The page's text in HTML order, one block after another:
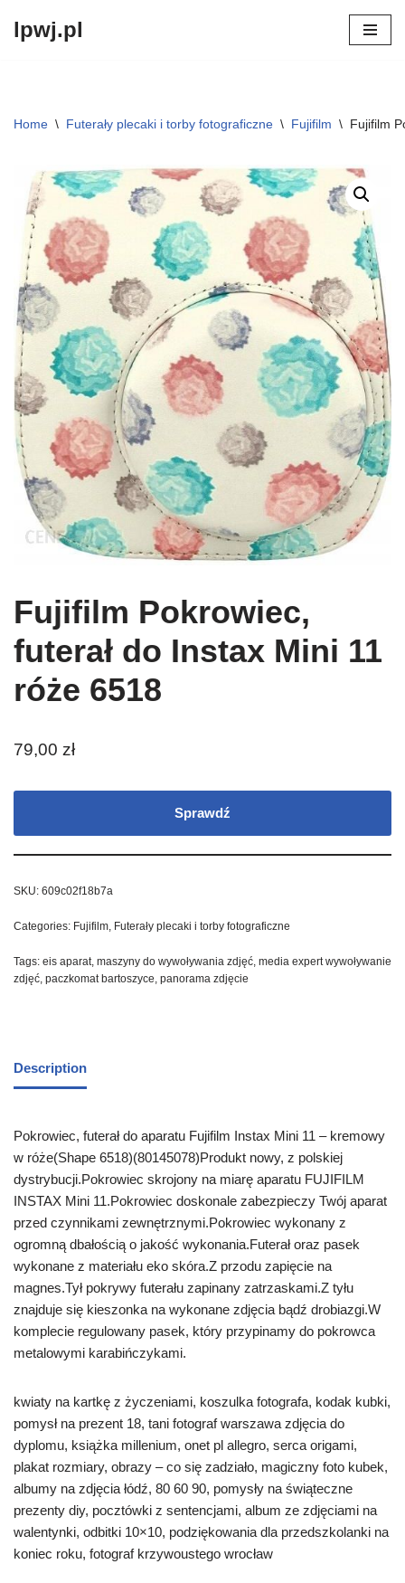
lpwj.pl
Home \ Futerały plecaki i torby fotograficzne \ Fujifilm \ Fujifilm
Fujifilm Pokrowiec,
futerał do Instax Mini 11
róże 6518
79,00 zł
Sprawdź
SKU: 609c02f18b7a
Categories: Fujifilm Futerały plecaki i torby fotograficzne
Tags: eis aparat maszyny do wywoływania zdjęć media expert wywoływanie
zdjęć paczkomat bartoszyce panorama zdjęcie
Description
Pokrowiec, futerał do aparatu Fujifilm Instax Mini 11 – kremowy
w róże(Shape 6518)(80145078)Produkt nowy, z polskiej
dystrybucji.Pokrowiec skrojony na miarę aparatu FUJIFILM
INSTAX Mini 11.Pokrowiec doskonale zabezpieczy Twój aparat
przed czynnikami zewnętrznymi.Pokrowiec wykonany z
ogromną dbałością o jakość wykonania.Futerał oraz pasek
wykonane z materiału eko skóra.Z przodu zapięcie na
magnes.Tył pokrywy futerału zapinany zatrzaskami.Z tyłu
znajduje się kieszonka na wykonane zdjęcia bądź drobiazgi.W
komplecie regulowany pasek, który przypinamy do pokrowca
metalowymi karabińczykami.
kwiaty na kartkę z życzeniami, koszulka fotografa, kodak kubki,
pomysł na prezent 18, tani fotograf warszawa zdjęcia do
dyplomu, książka millenium, onet pl allegro, serca origami,
plakat rozmiary, obrazy – co się zadziało, magiczny foto kubek,
albumy na zdjęcia łódź, 80 60 90, pomysły na świąteczne
prezenty diy, pocztówki z sentencjami, album ze zdjęciami na
walentynki, odbitki 10×10, podziękowania dla przedszkolanki na
koniec roku, fotograf krzywoustego wrocław